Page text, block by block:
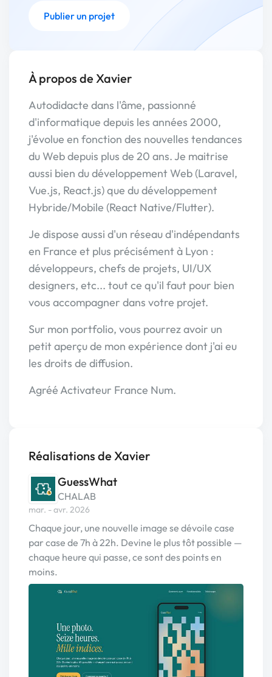
Publier un projet
À propos de Xavier
Autodidacte dans l'âme, passionné
d'informatique depuis les années 2000,
j'évolue en fonction des nouvelles tendances
du Web depuis plus de 20 ans. Je maitrise
aussi bien du développement Web (Laravel,
Vue.js, React.js) que du développement
Hybride/Mobile (React Native/Flutter).
Je dispose aussi d'un réseau d'indépendants
en France et plus précisément à Lyon :
développeurs, chefs de projets, UI/UX
designers, etc... tout ce qu'il faut pour bien
vous accompagner dans votre projet.
Sur mon portfolio, vous pourrez avoir un
petit aperçu de mon expérience dont j'ai eu
les droits de diffusion.
Agréé Activateur France Num.
Réalisations de Xavier
GuessWhat
CHALAB
mar. - avr. 2026
Chaque jour, une nouvelle image se dévoile case
par case de 7h à 22h. Devine le plus tôt possible —
chaque heure qui passe, ce sont des points en
moins.